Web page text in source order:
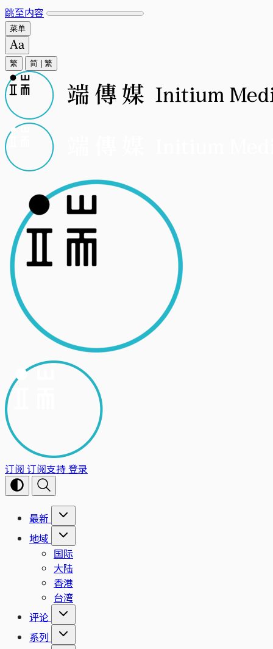
跳至内容
菜单
繁 简 繁
订阅 订阅支持登录
最新
地域
国际
大陆
香港
台湾
评论
系列